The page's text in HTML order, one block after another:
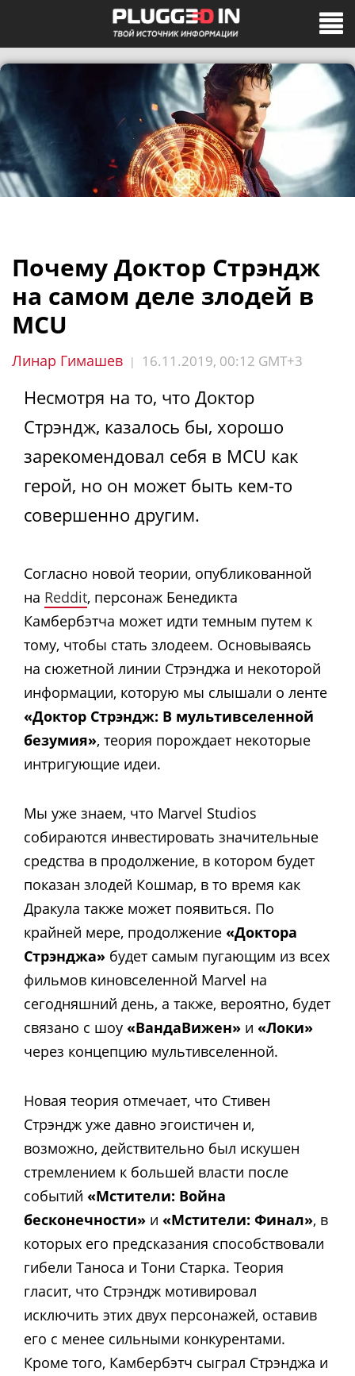
Почему Доктор Стрэндж
на самом деле злодей в
MCU
Линар Гимашев | 16.11.2019, 00:12 GMT+3
Несмотря на то, что Доктор
Стрэндж, казалось бы, хорошо
зарекомендовал себя в MCU как
герой, но он может быть кем-то
совершенно другим.
Согласно новой теории, опубликованной
на Reddit, персонаж Бенедикта
Камбербэтча может идти темным путем к
тому, чтобы стать злодеем. Основываясь
на сюжетной линии Стрэнджа и некоторой
информации, которую мы слышали о ленте
«Доктор Стрэндж: В мультивселенной
безумия», теория порождает некоторые
интригующие идеи.
Мы уже знаем, что Marvel Studios
собираются инвестировать значительные
средства в продолжение, в котором будет
показан злодей Кошмар, в то время как
Дракула также может появиться. По
крайней мере, продолжение «Доктора
Стрэнджа» будет самым пугающим из всех
фильмов киновселенной Marvel на
сегодняшний день, а также, вероятно, будет
связано с шоу «ВандаВижен» и «Локи»
через концепцию мультивселенной.
Новая теория отмечает, что Стивен
Стрэндж уже давно эгоистичен и,
возможно, действительно был искушен
стремлением к большей власти после
событий «Мстители: Война
бесконечности» и «Мстители: Финал», в
которых его предсказания способствовали
гибели Таноса и Тони Старка. Теория
гласит, что Стрэндж мотивировал
исключить этих двух персонажей, оставив
его с менее сильными конкурентами.
Кроме того, Камбербэтч сыграл Стрэнджа и